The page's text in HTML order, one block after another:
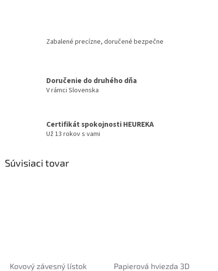
Zabalené precízne, doručené bezpečne
Doručenie do druhého dňa
V rámci Slovenska
Certifikát spokojnosti HEUREKA
Už 13 rokov s vami
Súvisiaci tovar
Kovový závesný lístok
Papierová hviezda 3D